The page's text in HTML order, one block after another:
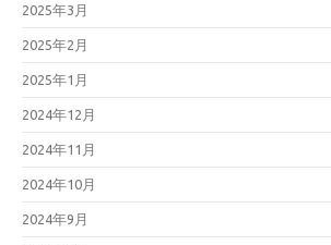
2025年3月
2025年2月
2025年1月
2024年12月
2024年11月
2024年10月
2024年9月